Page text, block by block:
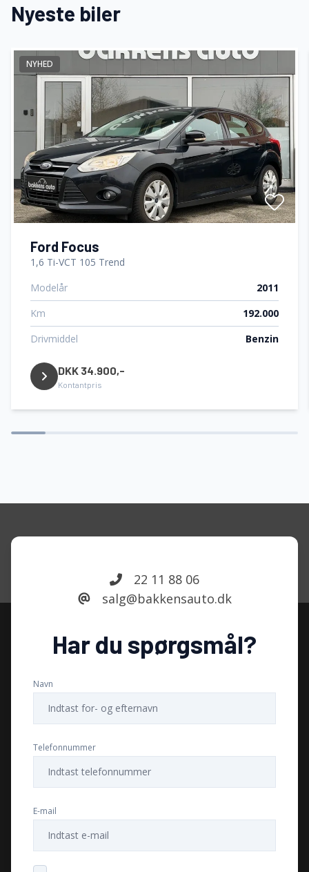
Automatisk lys
AUX tilslutning
El-ruder x4
El-spejle med varme
Fartpilot
Fjernbetjent centrallås
Fuldautomatisk klimaanlæg
Højdejusterbare forsæder
Isofix
Navigation
Parkeringssensor bagved
Splitbagsæder
Sædevarme
Tagræling
USB tilslutning
Nyeste biler
NYHED
Ford Focus
1,6 Ti-VCT 105 Trend
Modelår
2011
Km
192.000
Drivmiddel
Benzin
DKK 34.900,-
Kontantpris
22 11 88 06
salg@bakkensauto.dk
Har du spørgsmål?
Navn
Telefonnummer
E-mail